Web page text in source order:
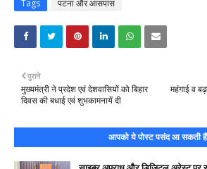
Tags पटना और आसपास
महंगाई व
पुराने
मुख्यमंत्री ने प्रदेश एवं देशवासियों को बिहार
दिवस की बधाई एवं शुभकामनायें दी
आपको ये पोस्ट पसंद आ सकती हैं